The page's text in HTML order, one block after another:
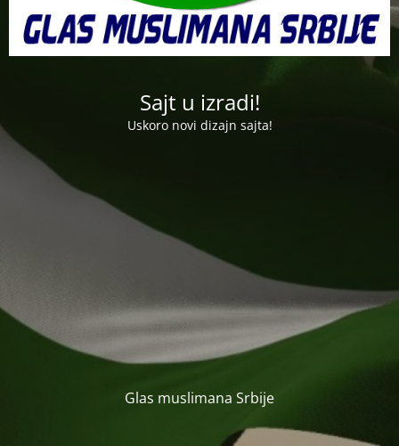
Sajt u izradi!
Uskoro novi dizajn sajta!
Glas muslimana Srbije